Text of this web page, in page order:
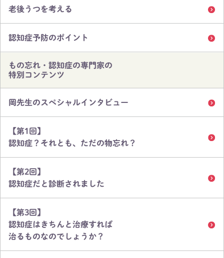
老後うつを考える
認知症予防のポイント
もの忘れ・認知症の専門家の
特別コンテンツ
岡先生のスペシャルインタビュー
【第1回】
認知症？それとも、ただの物忘れ？
【第2回】
認知症だと診断されました
【第3回】
認知症はきちんと治療すれば
治るものなのでしょうか？